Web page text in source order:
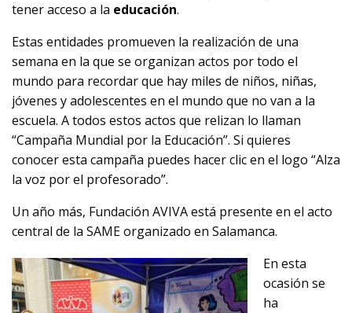
tener acceso a la educación.
Estas entidades promueven la realización de una
semana en la que se organizan actos por todo el
mundo para recordar que hay miles de niños, niñas,
jóvenes y adolescentes en el mundo que no van a la
escuela. A todos estos actos que relizan lo llaman
“Campaña Mundial por la Educación”. Si quieres
conocer esta campaña puedes hacer clic en el logo “Alza
la voz por el profesorado”.
Un año más, Fundación AVIVA está presente en el acto
central de la SAME organizado en Salamanca.
En esta
ocasión se
ha